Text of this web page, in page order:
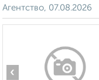
Агентство, 07.08.2026
‹